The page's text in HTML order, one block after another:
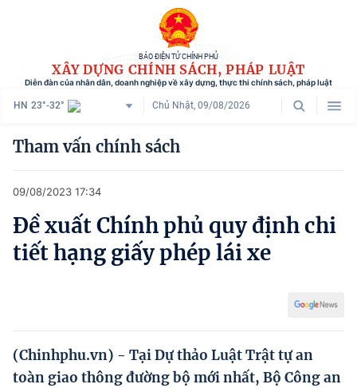
BÁO ĐIỆN TỬ CHÍNH PHỦ
XÂY DỰNG CHÍNH SÁCH, PHÁP LUẬT
Diễn đàn của nhân dân, doanh nghiệp về xây dựng, thực thi chính sách, pháp luật
HN 23°-32° Chủ Nhật, 09/08/2026
Danh mục
Tham vấn chính sách
Người dân góp ý
Hướng dẫn thực hiện chính sách
Tham vấn chính sách
09/08/2023 17:34
Đề xuất Chính phủ quy định chi
tiết hạng giấy phép lái xe
(Chinhphu.vn) - Tại Dự thảo Luật Trật tự an
toàn giao thông đường bộ mới nhất, Bộ Công an